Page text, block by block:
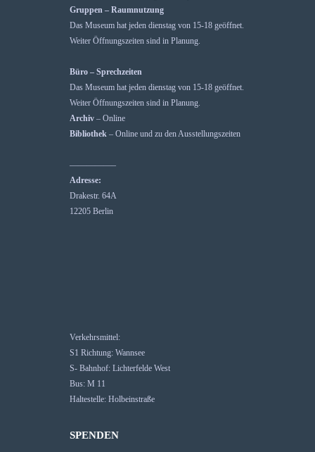
Gruppen – Raumnutzung
Das Museum hat jeden dienstag von 15-18 geöffnet.
Weiter Öffnungszeiten sind in Planung.
Büro – Sprechzeiten
Das Museum hat jeden dienstag von 15-18 geöffnet.
Weiter Öffnungszeiten sind in Planung.
Archiv – Online
Bibliothek – Online und zu den Ausstellungszeiten
—————–
Adresse:
Drakestr. 64A
12205 Berlin
Verkehrsmittel:
S1 Richtung: Wannsee
S- Bahnhof: Lichterfelde West
Bus: M 11
Haltestelle: Holbeinstraße
SPENDEN